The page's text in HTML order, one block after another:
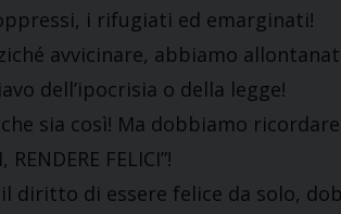
i rifugiati ed emarginati!
avvicinare, abbiamo
dell’ipocrisia o della legge!
sia così! Ma dobbiamo ricordare
RENDERE FELICI”!
diritto di essere felice da solo,